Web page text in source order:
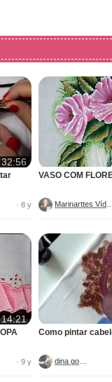
32:56
· 8 y
VASO COM
14:21
· 9 y
Como pintar